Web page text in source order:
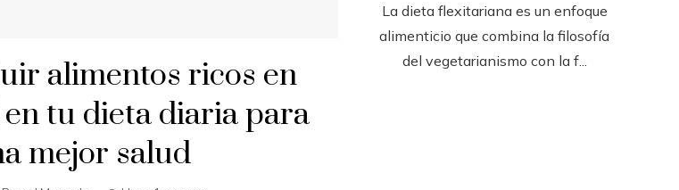
alimentos ricos en
tu dieta diaria para
mejor salud
La dieta flexitariana es un enfoque
alimenticio que combina la filosofía
del vegetarianismo con la f...